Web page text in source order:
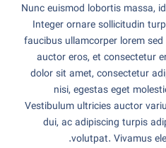
Nunc euismod lobortis massa,
Integer ornare sollicitudin
faucibus ullamcorper lorem
auctor eros, et consectetur
dolor sit amet, consectetur
nisi, egestas eget
Vestibulum ultricies auctor
dui, ac adipiscing turpis
volutpat. Vivamus